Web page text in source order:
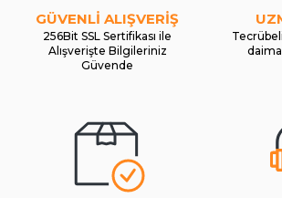
GÜVENLİ ALIŞVERİŞ
256Bit SSL Sertifikası ile
Alışverişte Bilgileriniz
Güvende
Tecrübeli
daima